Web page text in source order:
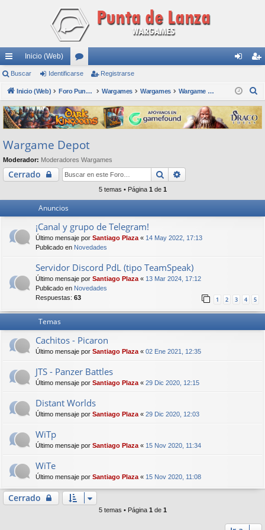
nl
ac
es
rá
pi
do
s
Inicio (Web)
or
os nti
fic
ar
ist
ra
rs
Buscar Identificarse Registrarse
Inicio (Web) Foro Punta de Lanza Wargames Wargames Wargames Wargame Depot
s
c
Wargame Depot
Moderador: Moderadores Wargames
Cerrado Buscar
5 temas • Página 1 de 1
Anuncios
¡Canal y grupo de Telegram!
Último mensaje por Santiago Plaza « 14 May 2022, 17:13
Publicado en Novedades
Servidor Discord PdL (tipo TeamSpeak)
Último mensaje por Santiago Plaza « 13 Mar 2024, 17:12
Publicado en Novedades
Respuestas: 63 1 2 3 4 5
Temas
Cachitos - Picaron
Último mensaje por Santiago Plaza « 02 Ene 2021, 12:35
JTS - Panzer Battles
Último mensaje por Santiago Plaza « 29 Dic 2020, 12:15
Distant Worlds
Último mensaje por Santiago Plaza « 29 Dic 2020, 12:03
WiTp
Último mensaje por Santiago Plaza « 15 Nov 2020, 11:34
WiTe
Último mensaje por Santiago Plaza « 15 Nov 2020, 11:08
Cerrado
5 temas • Página 1 de 1